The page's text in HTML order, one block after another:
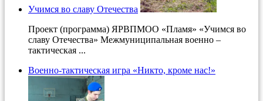
Учимся во славу Отечества
Проект (программа) ЯРВПМОО «Пламя» «Учимся во
славу Отечества» Межмуниципальная военно –
тактическая ...
Военно-тактическая игра «Никто, кроме нас!»